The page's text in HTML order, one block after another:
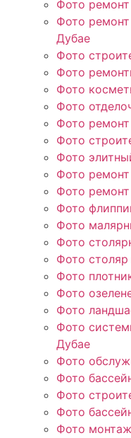
Фото
Фото
Дубае
Фото
Фото
Фото
Фото
Фото
Фото
Фото
Фото
Фото
Фото
Фото
Фото
Фото
Фото
Фото
Фото
Фото
Дубае
Фото
Фото
Фото
Фото
Фото